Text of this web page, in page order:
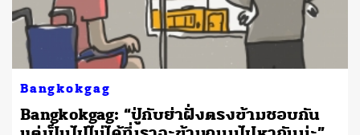
Bangkokgag
Bangkokgag: “ปู่กับย่าฝั่งตรงข้ามชอบกัน